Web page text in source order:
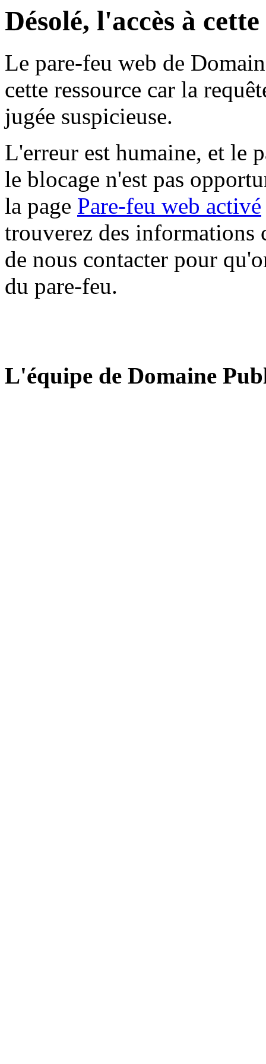
Désolé, l'accès à
Le pare-feu web de
cette ressource car la
jugée suspicieuse.
L'erreur est humaine, et le
le blocage n'est pas
la page Pare-feu web activé
trouverez des informations
de nous contacter pour
du pare-feu.
L'équipe de Domaine